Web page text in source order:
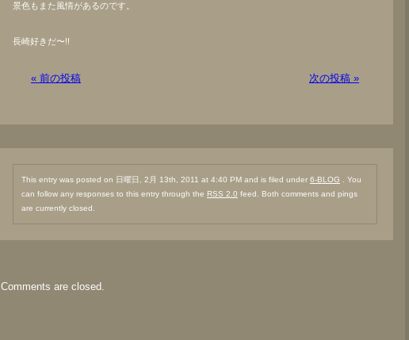
景色もまた風情があるのです。
長崎好きだ〜!!
« 前の投稿 次の投稿 »
This entry was posted on 日曜日, 2月 13th, 2011 at 4:40 PM and is filed under 6-BLOG . You
can follow any responses to this entry through the RSS 2.0 feed. Both comments and pings
are currently closed.
Comments are closed.